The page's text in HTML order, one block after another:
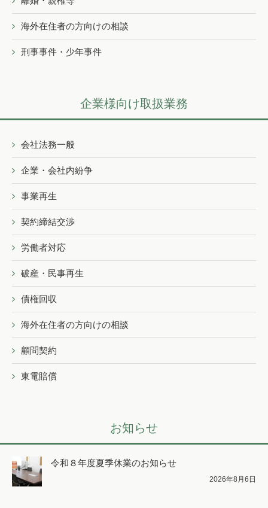
海外在住者の方向けの相談
刑事事件・少年事件
企業様向け取扱業務
会社法務一般
企業・会社内紛争
事業再生
契約締結交渉
労働者対応
破産・民事再生
債権回収
海外在住者の方向けの相談
顧問契約
東電賠償
お知らせ
令和８年度夏季休業のお知らせ
2026年8月6日